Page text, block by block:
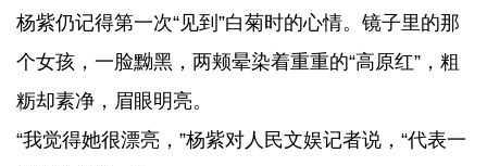
杨紫仍记得第一次“见到”白菊时的心情。镜子里的那
个女孩，一脸黝黑，两颊晕染着重重的“高原红”，粗
粝却素净，眉眼明亮。
“我觉得她很漂亮，”杨紫对人民文娱记者说，“代表一